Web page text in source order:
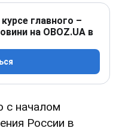
главного –
на OBOZ.UA в
с началом
России в